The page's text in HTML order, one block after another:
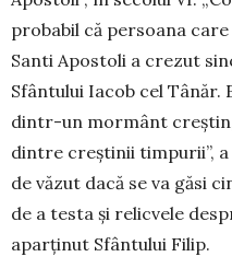
probabil că per­soana
Santi Apostoli a crezut
Sfântului Iacob cel
din­tr-un mormânt
dintre creştinii timpurii”, a
de văzut dacă se va găsi
de a testa şi re­lic­vele
aparţinut Sfân­tului Filip.